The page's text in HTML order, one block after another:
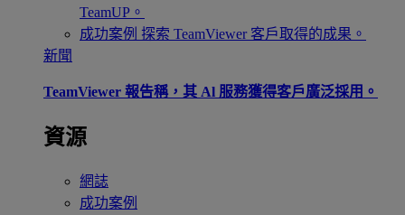
TeamUP。
成功案例 探索 TeamViewer 客戶取得的成果。
新聞
TeamViewer 報告稱，其 Al 服務獲得客戶廣泛採用。
資源
網誌
成功案例